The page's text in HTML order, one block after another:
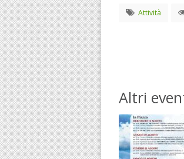
Attività
Altri